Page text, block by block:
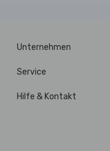
Unternehmen
Service
Hilfe & Kontakt